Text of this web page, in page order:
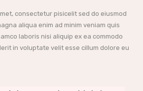
consectetur pisicelit sed do eiusmod
aliqua enim ad minim veniam quis
laboris nisi aliquip ex ea commodo
in voluptate velit esse cillum dolore eu